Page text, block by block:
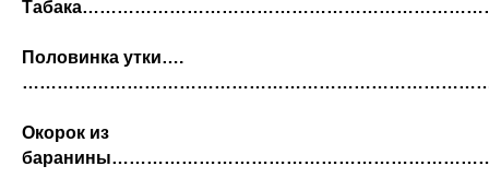
Половинка утки….
Окорок из